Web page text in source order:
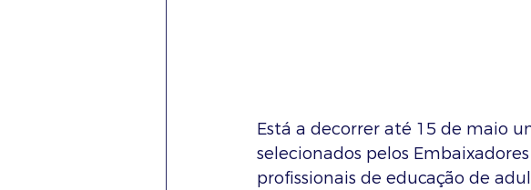
Está a decorrer até 15 de maio
selecionados pelos
profissionais de educação de